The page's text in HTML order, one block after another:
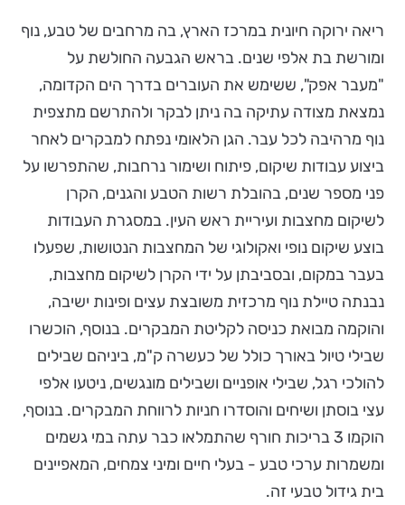
ריאה ירוקה חיונית במרכז הארץ, בה מרחבים של טבע, נוף
ומורשת בת אלפי שנים. בראש הגבעה החולשת על
"מעבר אפק", ששימש את העוברים בדרך הים הקדומה,
נמצאת מצודה עתיקה בה ניתן לבקר ולהתרשם מתצפית
נוף מרהיבה לכל עבר. הגן הלאומי נפתח למבקרים לאחר
ביצוע עבודות שיקום, פיתוח ושימור נרחבות, שהתפרשו על
פני מספר שנים, בהובלת רשות הטבע והגנים, הקרן
לשיקום מחצבות ועיריית ראש העין. במסגרת העבודות
בוצע שיקום נופי ואקולוגי של המחצבות הנטושות, שפעלו
בעבר במקום, ובסביבתן על ידי הקרן לשיקום מחצבות,
נבנתה טיילת נוף מרכזית משובצת עצים ופינות ישיבה,
והוקמה מבואת כניסה לקליטת המבקרים. בנוסף, הוכשרו
שבילי טיול באורך כולל של כעשרה ק"מ, ביניהם שבילים
להולכי רגל, שבילי אופניים ושבילים מונגשים, ניטעו אלפי
עצי בוסתן ושיחים והוסדרו חניות לרווחת המבקרים. בנוסף,
הוקמו 3 בריכות חורף שהתמלאו כבר עתה במי גשמים
ומשמרות ערכי טבע - בעלי חיים ומיני צמחים, המאפיינים
בית גידול טבעי זה.